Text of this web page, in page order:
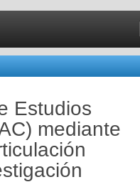
Estudios
mediante